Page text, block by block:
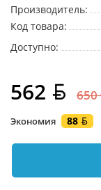
Производитель:
Код товара:
Доступно:
562 650
Экономия 88